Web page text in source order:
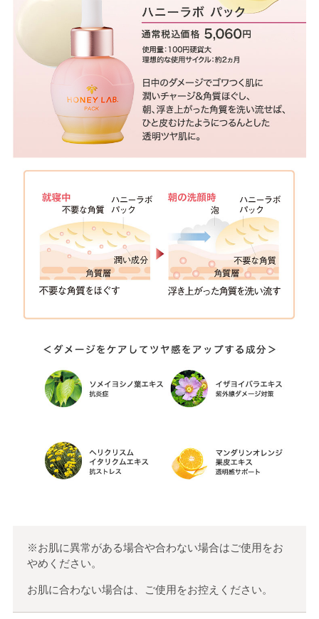
※お肌に異常がある場合や合わない場合はご使用をお
やめください。
お肌に合わない場合は、ご使用をお控えください。